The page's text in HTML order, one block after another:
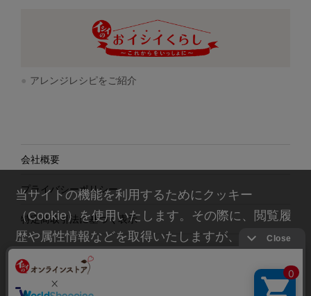
アレンジレシピをご紹介
会社概要
プライバシーポリシー
特定商取引法に基づく表示
当サイトの機能を利用するためにクッキー
（Cookie）を使用いたします。その際に、閲覧履
歴や属性情報などを取得いたしますが、お客様の
個人情報を特定することは行っておりません。詳
細に関しては「
」をお読み